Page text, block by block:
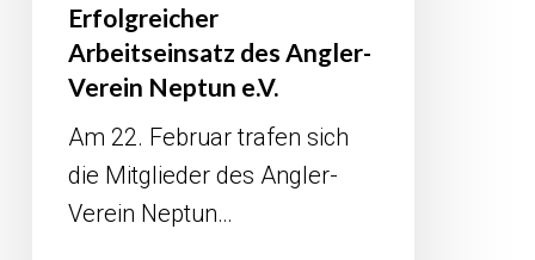
Erfolgreicher
Arbeitseinsatz des Angler-
Verein Neptun e.V.
Am 22. Februar trafen sich
die Mitglieder des Angler-
Verein Neptun…